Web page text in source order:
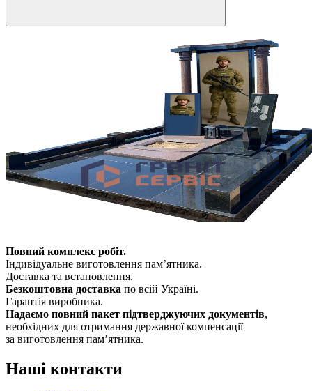
Повний комплекс робіт.
Індивідуальне виготовлення памʼятника.
Доставка та встановлення.
Безкоштовна доставка по всій Україні.
Гарантія виробника.
Надаємо повний пакет підтверджуючих документів,
необхідних для отримання державної компенсації
за виготовлення пам’ятника.
Наші контакти